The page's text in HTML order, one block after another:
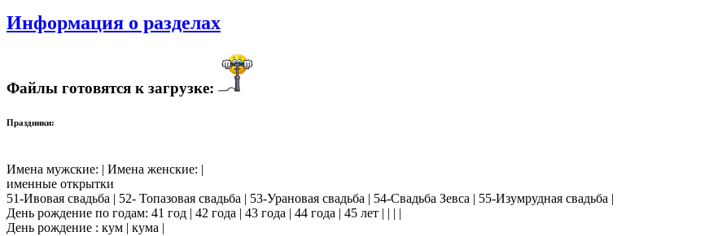
Информация о разделах
Файлы готовятся к загрузке:
Праздники:
Имена мужские: | Имена женские: |
именные открытки
51-Ивовая свадьба | 52- Топазовая свадьба | 53-Урановая свадьба | 54-Свадьба Зевса | 55-Изумрудная свадьба |
День рождение по годам: 41 год | 42 года | 43 года | 44 года | 45 лет | | | |
День рождение : кум | кума |